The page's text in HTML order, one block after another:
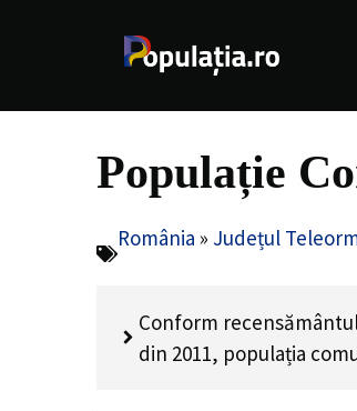
Populație
România » Județul
Conform
din 2011, populația